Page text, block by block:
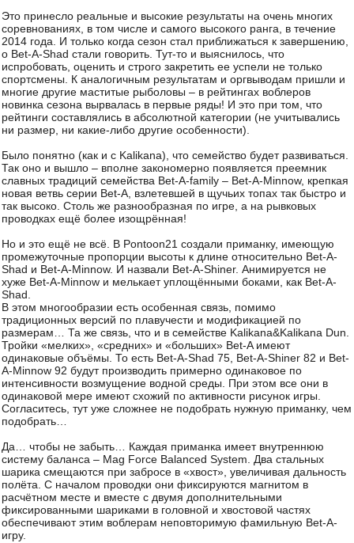
Это принесло реальные и высокие результаты на очень многих
соревнованиях, в том числе и самого высокого ранга, в течение
2014 года. И только когда сезон стал приближаться к завершению,
о Bet-A-Shad стали говорить. Тут-то и выяснилось, что
испробовать, оценить и строго закретить ее успели не только
спортсмены. К аналогичным результатам и оргвыводам пришли и
многие другие маститые рыболовы – в рейтингах воблеров
новинка сезона вырвалась в первые ряды! И это при том, что
рейтинги составлялись в абсолютной категории (не учитывались
ни размер, ни какие-либо другие особенности).
Было понятно (как и с Kalikana), что семейство будет развиваться.
Так оно и вышло – вполне закономерно появляется преемник
славных традиций семейства Bet-A-family – Bet-A-Minnow, крепкая
новая ветвь серии Bet-A, взлетевшей в щучьих топах так быстро и
так высоко. Столь же разнообразная по игре, а на рывковых
проводках ещё более изощрённая!
Но и это ещё не всё. В Pontoon21 создали приманку, имеющую
промежуточные пропорции высоты к длине относительно Bet-A-
Shad и Bet-A-Minnow. И назвали Bet-A-Shiner. Анимируется не
хуже Bet-A-Minnow и мелькает уплощёнными боками, как Bet-A-
Shad.
В этом многообразии есть особенная связь, помимо
традиционных версий по плавучести и модификацией по
размерам… Та же связь, что и в семействе Kalikana&Kalikana Dun.
Тройки «мелких», «средних» и «больших» Bet-A имеют
одинаковые объёмы. То есть Bet-A-Shad 75, Bet-A-Shiner 82 и Bet-
A-Minnow 92 будут производить примерно одинаковое по
интенсивности возмущение водной среды. При этом все они в
одинаковой мере имеют схожий по активности рисунок игры.
Согласитесь, тут уже сложнее не подобрать нужную приманку, чем
подобрать…
Да… чтобы не забыть… Каждая приманка имеет внутреннюю
систему баланса – Mag Force Balanced System. Два стальных
шарика смещаются при забросе в «хвост», увеличивая дальность
полёта. С началом проводки они фиксируются магнитом в
расчётном месте и вместе с двумя дополнительными
фиксированными шариками в головной и хвостовой частях
обеспечивают этим воблерам неповторимую фамильную Bet-A-
игру.